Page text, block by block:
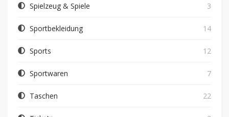
Spielzeug & Spiele 3
Sportbekleidung 14
Sports 12
Sportwaren 7
Taschen 22